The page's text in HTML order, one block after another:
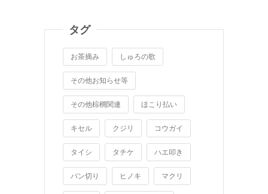
タグ
お茶摘み しゅろの歌
その他お知らせ等
その他棕櫚関連 ほこり払い
キセル クジリ コウガイ
タイシ タチケ ハエ叩き
パン切り ヒノキ マクリ